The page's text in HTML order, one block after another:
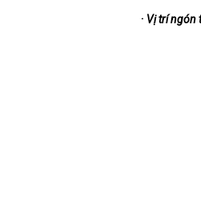
· Vị trí ngón